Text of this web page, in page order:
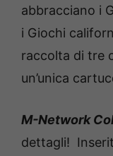
abbracciano i
i Giochi
raccolta di tre
un’unica
M-Network
dettagli!